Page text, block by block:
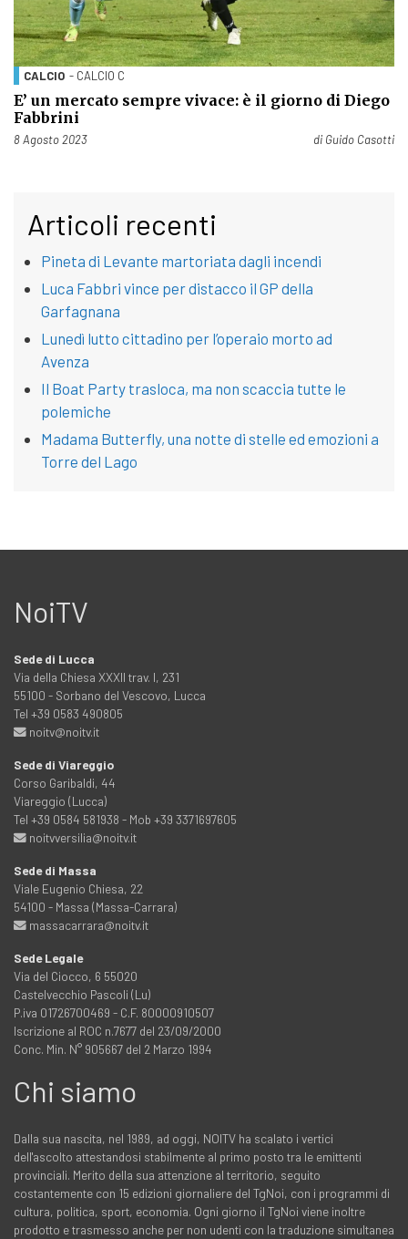
CALCIO - CALCIO C
E’ un mercato sempre vivace: è il giorno di Diego
Fabbrini
Pubblicato il
8 Agosto 2023 di Guido Casotti
Articoli recenti
Pineta di Levante martoriata dagli incendi
Luca Fabbri vince per distacco il GP della
Garfagnana
Lunedì lutto cittadino per l’operaio morto ad
Avenza
Il Boat Party trasloca, ma non scaccia tutte le
polemiche
Madama Butterfly, una notte di stelle ed emozioni a
Torre del Lago
NoiTV
Sede di Lucca
Via della Chiesa XXXII trav. I, 231
55100 - Sorbano del Vescovo, Lucca
Tel +39 0583 490805
noitv@noitv.it
Sede di Viareggio
Corso Garibaldi, 44
Viareggio (Lucca)
Tel +39 0584 581938 - Mob +39 3371697605
noitvversilia@noitv.it
Sede di Massa
Viale Eugenio Chiesa, 22
54100 - Massa (Massa-Carrara)
massacarrara@noitv.it
Sede Legale
Via del Ciocco, 6 55020
Castelvecchio Pascoli (Lu)
P.iva 01726700469 - C.F. 80000910507
Iscrizione al ROC n.7677 del 23/09/2000
Conc. Min. N° 905667 del 2 Marzo 1994
Chi siamo
Dalla sua nascita, nel 1989, ad oggi, NOITV ha scalato i vertici
dell'ascolto attestandosi stabilmente al primo posto tra le emittenti
provinciali. Merito della sua attenzione al territorio, seguito
costantemente con 15 edizioni giornaliere del TgNoi, con i programmi di
cultura, politica, sport, economia. Ogni giorno il TgNoi viene inoltre
prodotto e trasmesso anche per non udenti con la traduzione simultanea